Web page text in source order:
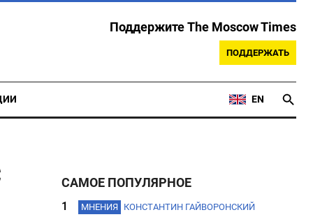
Поддержите The Moscow Times
ПОДДЕРЖАТЬ
EN
САМОЕ ПОПУЛЯРНОЕ
1 МНЕНИЯ КОНСТАНТИН ГАЙВОРОНСКИЙ